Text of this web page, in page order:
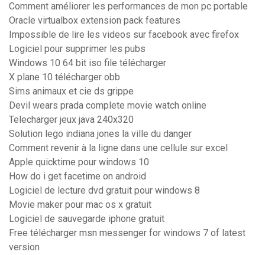
Comment améliorer les performances de mon pc portable
Oracle virtualbox extension pack features
Impossible de lire les videos sur facebook avec firefox
Logiciel pour supprimer les pubs
Windows 10 64 bit iso file télécharger
X plane 10 télécharger obb
Sims animaux et cie ds grippe
Devil wears prada complete movie watch online
Telecharger jeux java 240x320
Solution lego indiana jones la ville du danger
Comment revenir à la ligne dans une cellule sur excel
Apple quicktime pour windows 10
How do i get facetime on android
Logiciel de lecture dvd gratuit pour windows 8
Movie maker pour mac os x gratuit
Logiciel de sauvegarde iphone gratuit
Free télécharger msn messenger for windows 7 of latest
version